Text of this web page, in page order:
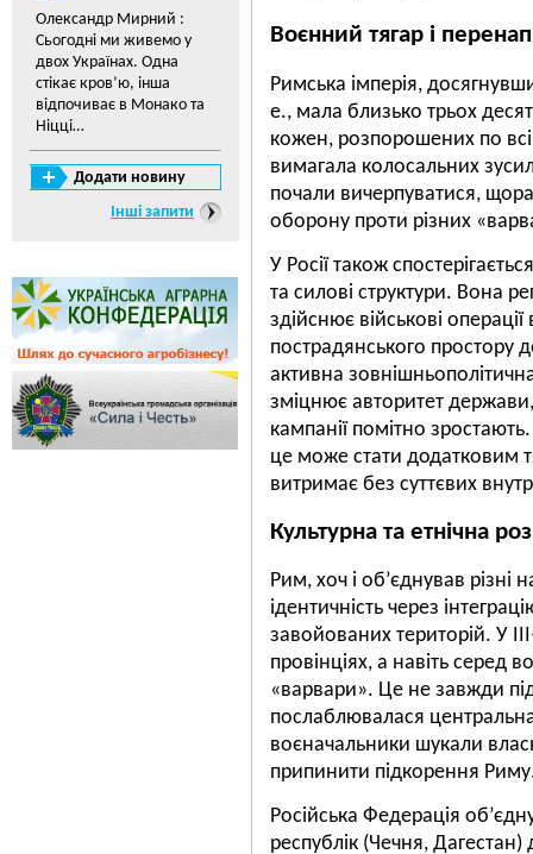
Олександр Мирний :
Сьогодні ми живемо у
двох Українах. Одна
стікає кров’ю, інша
відпочиває в Монако та
Ніцці…
Додати новину
Інші запити
Воєнний тягар і
Римська імперія,
е., мала близько трьох
кожен, розпорошених по
вимагала колосальних
почали вичерпуватися,
оборону проти різних
У Росії також
та силові структури. Вона
здійснює військові
пострадянського простору
активна
зміцнює авторитет
кампанії помітно
це може стати додатковим
витримає без суттєвих
Культурна та етнічна
Рим, хоч і об’єднував різні
ідентичність через
завойованих територій. У
провінціях, а навіть серед
«варвари». Це не завжди
послаблювалася
воєначальники шукали
припинити підкорення
Російська Федерація
республік (Чечня, Дагестан)